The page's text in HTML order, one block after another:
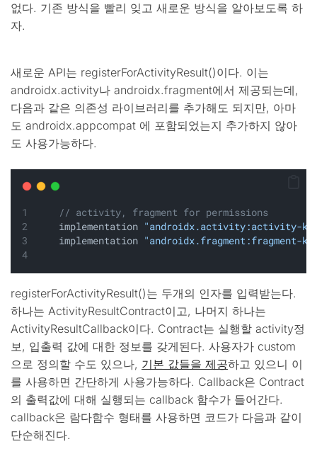
없다. 기존 방식을 빨리 잊고 새로운 방식을 알아보도록 하
자.
새로운 API는 registerForActivityResult()이다. 이는
androidx.activity나 androidx.fragment에서 제공되는데,
다음과 같은 의존성 라이브러리를 추가해도 되지만, 아마
도 androidx.appcompat 에 포함되었는지 추가하지 않아
도 사용가능하다.
// activity, fragment for permissions
    implementation
"androidx.activity:activity-
    implementation
"androidx.fragment:fragment-
registerForActivityResult()는 두개의 인자를 입력받는다.
하나는 ActivityResultContract이고, 나머지 하나는
ActivityResultCallback이다. Contract는 실행할 activity정
보, 입출력 값에 대한 정보를 갖게된다. 사용자가 custom
으로 정의할 수도 있으나, 기본 값들을 제공하고 있으니 이
를 사용하면 간단하게 사용가능하다. Callback은 Contract
의 출력값에 대해 실행되는 callback 함수가 들어간다.
callback은 람다함수 형태를 사용하면 코드가 다음과 같이
단순해진다.